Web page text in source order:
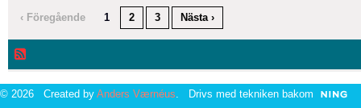
‹ Föregående 1 2 3 Nästa ›
© 2026 Created by Anders Værnéus . Drivs med tekniken bakom